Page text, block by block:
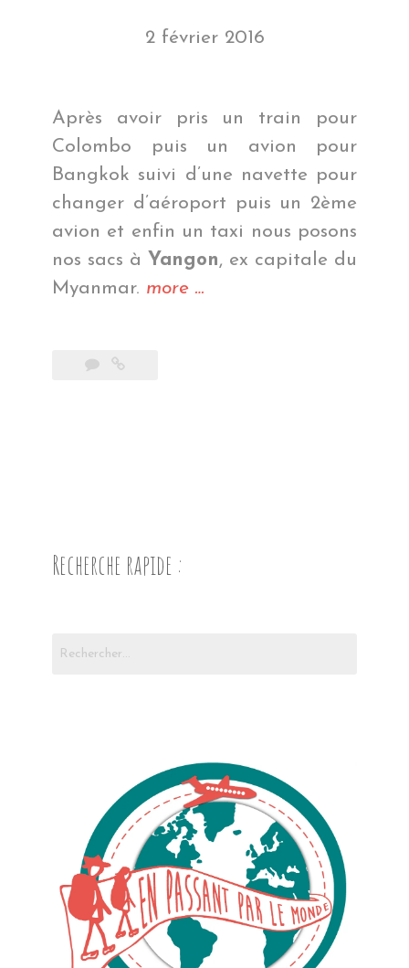
2 février 2016
Après avoir pris un train pour
Colombo puis un avion pour
Bangkok suivi d’une navette pour
changer d’aéroport puis un 2ème
avion et enfin un taxi nous posons
nos sacs à Yangon, ex capitale du
Myanmar. more « Quand
…
Recherche rapide :